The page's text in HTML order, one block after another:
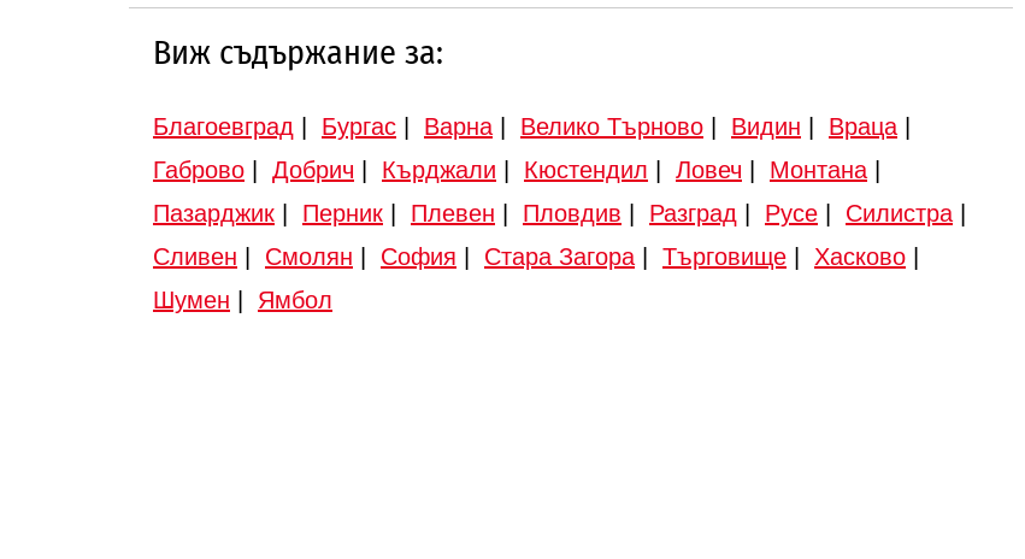
Виж съдържание за:
Благоевград Бургас Варна Велико Търново Видин Враца
Габрово
Добрич Кърджали Кюстендил Ловеч Монтана
Пазарджик
Перник Плевен Пловдив Разград Русе Силистра
Сливен
Смолян София Стара Загора Търговище Хасково
Шумен
Ямбол